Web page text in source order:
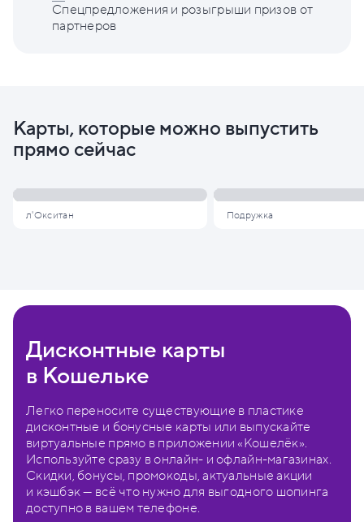
Спецпредложения и розыгрыши призов от
партнеров
Карты, которые можно выпустить
прямо сейчас
л'Окситан Подружка
Дисконтные карты
в Кошельке
Легко переносите существующие в пластике
дисконтные и бонусные карты или выпускайте
виртуальные прямо в приложении «Кошелёк».
Используйте сразу в онлайн- и офлайн-магазинах.
Скидки, бонусы, промокоды, актуальные акции
и кэшбэк — всё что нужно для выгодного шопинга
доступно в вашем телефоне.